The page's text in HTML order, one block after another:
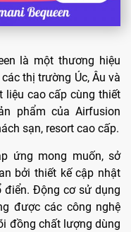
là một thương hiệu
thị trường Úc, Âu và
liệu cao cấp cùng thiết
phẩm của Airfusion
sạn, resort cao cấp.
ứng mong muốn, sở
bởi thiết kế cập nhật
điển. Động cơ sử dụng
được các công nghệ
đồng chất lượng dùng